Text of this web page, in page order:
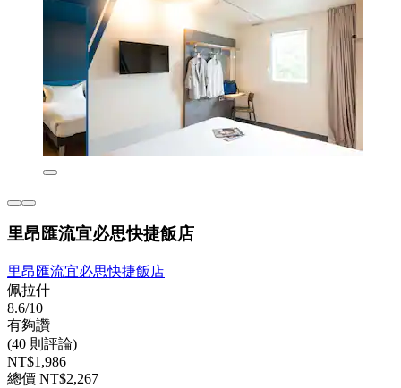
里昂匯流宜必思快捷飯店
里昂匯流宜必思快捷飯店
佩拉什
8.6/10
有夠讚
(40 則評論)
NT$1,986
總價 NT$2,267